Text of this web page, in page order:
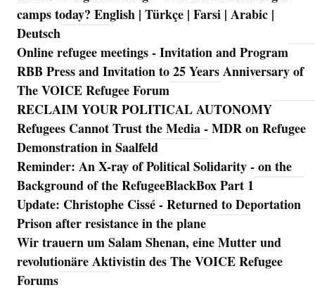
camps today? English | Türkçe | Farsi | Arabic |
Deutsch
Online refugee meetings - Invitation and Program
RBB Press and Invitation to 25 Years Anniversary of
The VOICE Refugee Forum
RECLAIM YOUR POLITICAL AUTONOMY
Refugees Cannot Trust the Media - MDR on Refugee
Demonstration in Saalfeld
Reminder: An X-ray of Political Solidarity - on the
Background of the RefugeeBlackBox Part 1
Update: Christophe Cissé - Returned to Deportation
Prison after resistance in the plane
Wir trauern um Salam Shenan, eine Mutter und
revolutionäre Aktivistin des The VOICE Refugee
Forums